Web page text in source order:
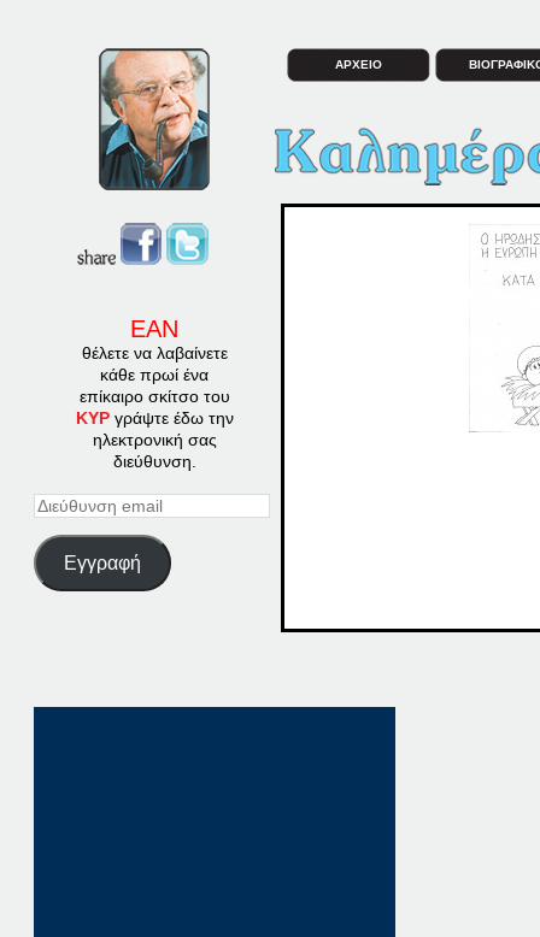
ΕΑΝ
θέλετε να λαβαίνετε
κάθε πρωί ένα
επίκαιρο σκίτσο του
ΚΥΡγράψτε έδω την
ηλεκτρονική σας
διεύθυνση.
Διεύθυνση
Εγγραφή
ΑΡΧΕΙΟ